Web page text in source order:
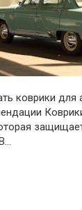
коврики для